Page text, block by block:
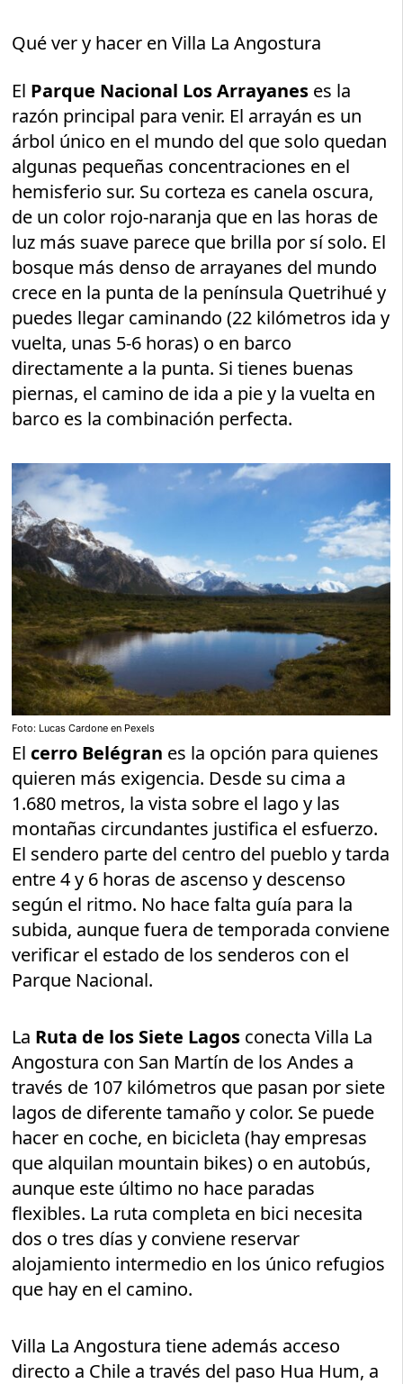
Qué ver y hacer en Villa La Angostura
El Parque Nacional Los Arrayanes es la
razón principal para venir. El arrayán es un
árbol único en el mundo del que solo quedan
algunas pequeñas concentraciones en el
hemisferio sur. Su corteza es canela oscura,
de un color rojo-naranja que en las horas de
luz más suave parece que brilla por sí solo. El
bosque más denso de arrayanes del mundo
crece en la punta de la península Quetrihué y
puedes llegar caminando (22 kilómetros ida y
vuelta, unas 5-6 horas) o en barco
directamente a la punta. Si tienes buenas
piernas, el camino de ida a pie y la vuelta en
barco es la combinación perfecta.
Foto: Lucas Cardone en Pexels
El cerro Belégran es la opción para quienes
quieren más exigencia. Desde su cima a
1.680 metros, la vista sobre el lago y las
montañas circundantes justifica el esfuerzo.
El sendero parte del centro del pueblo y tarda
entre 4 y 6 horas de ascenso y descenso
según el ritmo. No hace falta guía para la
subida, aunque fuera de temporada conviene
verificar el estado de los senderos con el
Parque Nacional.
La Ruta de los Siete Lagos conecta Villa La
Angostura con San Martín de los Andes a
través de 107 kilómetros que pasan por siete
lagos de diferente tamaño y color. Se puede
hacer en coche, en bicicleta (hay empresas
que alquilan mountain bikes) o en autobús,
aunque este último no hace paradas
flexibles. La ruta completa en bici necesita
dos o tres días y conviene reservar
alojamiento intermedio en los único refugios
que hay en el camino.
Villa La Angostura tiene además acceso
directo a Chile a través del paso Hua Hum, a